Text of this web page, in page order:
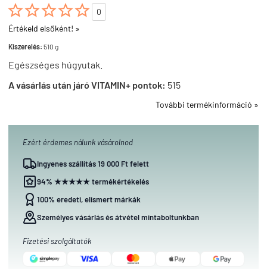

0
Értékeld elsőként! »
Kiszerelés: 510 g
Egészséges húgyutak.
A vásárlás után járó VITAMIN+ pontok: 515
További termékinformáció »
Ezért érdemes nálunk vásárolnod
Ingyenes szállítás 19 000 Ft felett
94% ★★★★★ termékértékelés
100% eredeti, elismert márkák
Személyes vásárlás és átvétel mintaboltunkban
Fizetési szolgáltatók